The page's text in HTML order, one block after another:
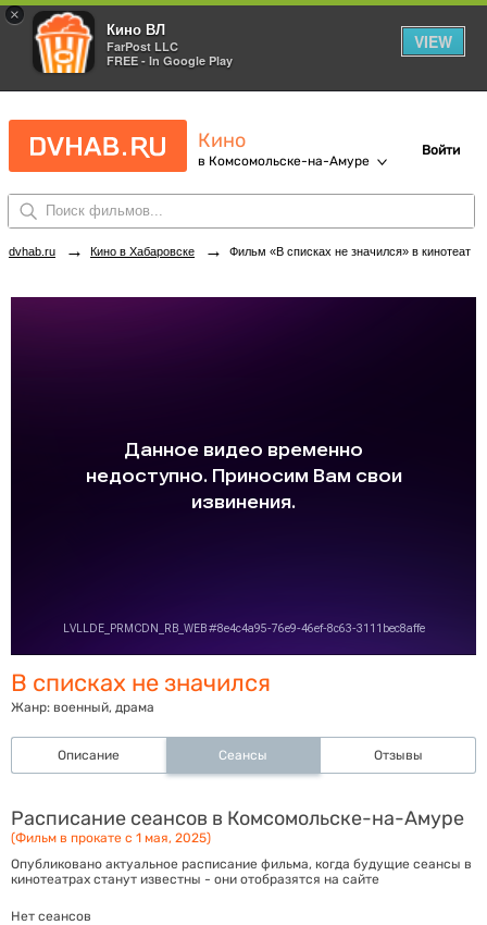
×
Кино ВЛ
FarPost LLC
FREE - In Google Play
VIEW
Кино
в Комсомольске-на-Амуре
Войти
dvhab.ru → Кино в Хабаровске → Фильм «В списках не значился» в кинотеатрах Комсомольска-на-Амуре. Купить билеты!
В списках не значился
Жанр: военный, драма
Описание Сеансы Отзывы
Расписание сеансов в Комсомольске-на-Амуре
(Фильм в прокате с 1 мая, 2025)
Опубликовано актуальное расписание фильма, когда будущие сеансы в
кинотеатрах станут известны - они отобразятся на сайте
Нет сеансов